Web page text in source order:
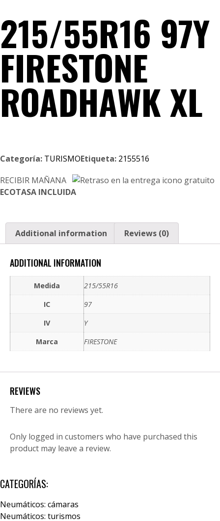
215/55R16 97Y
FIRESTONE
ROADHAWK XL
Categoría: TURISMOEtiqueta: 2155516
RECIBIR MAÑANA
ECOTASA INCLUIDA
Additional information Reviews (0)
ADDITIONAL INFORMATION
Medida
215/55R16
IC
97
IV
Y
Marca
FIRESTONE
REVIEWS
There are no reviews yet.
Only logged in customers who have purchased this
product may leave a review.
CATEGORÍAS:
Neumáticos: cámaras
Neumáticos: turismos